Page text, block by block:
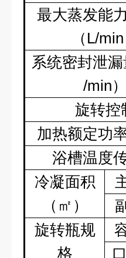
最大蒸发能
（ L/min
系统密封泄漏
/min）
旋转控
加热额定功
浴槽温度
冷凝面积
（㎡）
旋转瓶规
格